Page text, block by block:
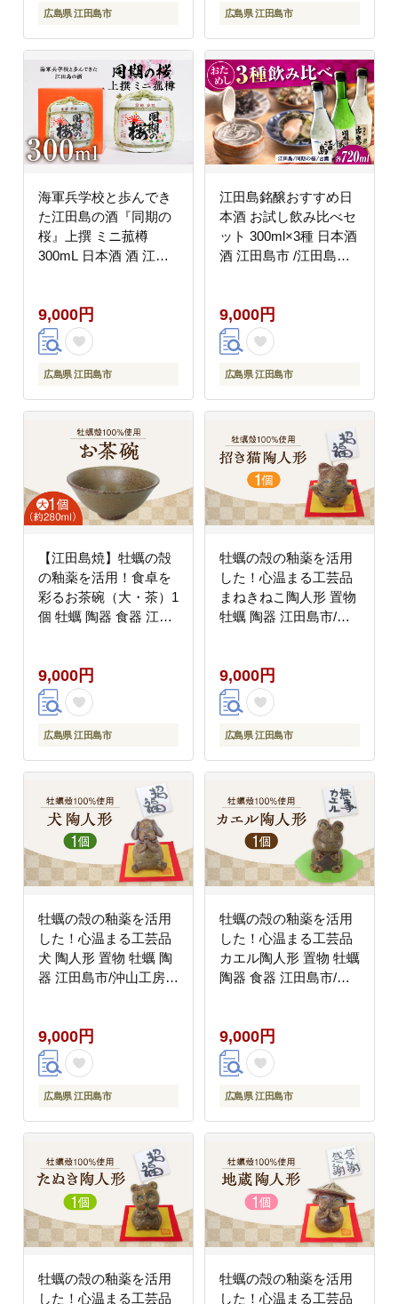
広島県 江田島市 広島県 江田島市
海軍兵学校と歩んでき
た江田島の酒『同期の
桜』上撰 ミニ菰樽
300mL 日本酒 酒 江田
9,000円
広島県 江田島市
江田島銘醸おすすめ日
本酒 お試し飲み比べセ
ット 300ml×3種 日本酒
酒 江田島市 /江田島銘
9,000円
広島県 江田島市
【江田島焼】牡蠣の殻
の釉薬を活用！食卓を
彩るお茶碗（大・茶）1
個 牡蠣 陶器 食器 江田
9,000円
広島県 江田島市
牡蠣の殻の釉薬を活用
した！心温まる工芸品
まねきねこ陶人形 置物
牡蠣 陶器 江田島市/沖
9,000円
広島県 江田島市
牡蠣の殻の釉薬を活用
した！心温まる工芸品
犬 陶人形 置物 牡蠣 陶
器 江田島市/沖山工房
9,000円
広島県 江田島市
牡蠣の殻の釉薬を活用
した！心温まる工芸品
カエル陶人形 置物 牡蠣
陶器 食器 江田島市/沖
9,000円
広島県 江田島市
牡蠣の殻の釉薬を活用
した！心温まる工芸品
牡蠣の殻の釉薬を活用
した！心温まる工芸品